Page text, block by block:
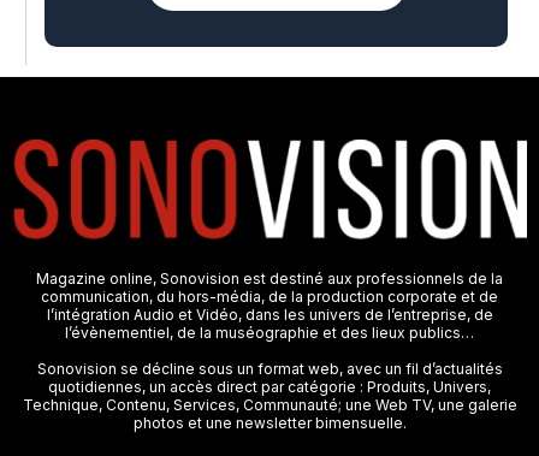
Magazine online, Sonovision est destiné aux professionnels de la
communication, du hors-média, de la production corporate et de
l’intégration Audio et Vidéo, dans les univers de l’entreprise, de
l’évènementiel, de la muséographie et des lieux publics…
Sonovision se décline sous un format web, avec un fil d’actualités
quotidiennes, un accès direct par catégorie : Produits, Univers,
Technique, Contenu, Services, Communauté; une Web TV, une galerie
photos et une newsletter bimensuelle.